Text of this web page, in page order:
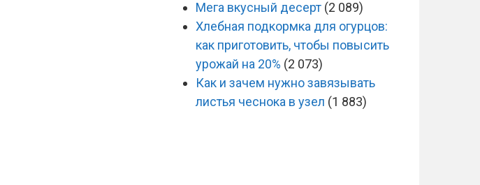
Мега вкусный десерт (2 089)
Хлебная подкормка для огурцов:
как приготовить, чтобы повысить
урожай на 20% (2 073)
Как и зачем нужно завязывать
листья чеснока в узел (1 883)